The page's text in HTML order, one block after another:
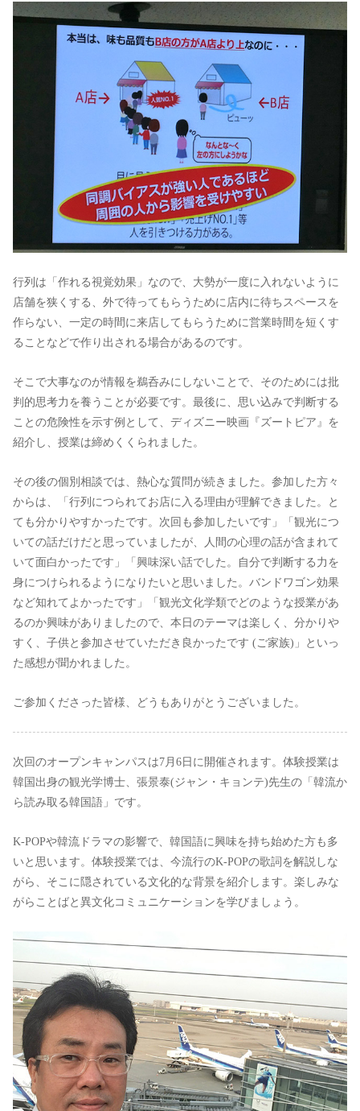
行列は「作れる視覚効果」なので、大勢が一度に入れないように
店舗を狭くする、外で待ってもらうために店内に待ちスペースを
作らない、一定の時間に来店してもらうために営業時間を短くす
ることなどで作り出される場合があるのです。
そこで大事なのが情報を鵜呑みにしないことで、そのためには批
判的思考力を養うことが必要です。最後に、思い込みで判断する
ことの危険性を示す例として、ディズニー映画『ズートピア』を
紹介し、授業は締めくくられました。
その後の個別相談では、熱心な質問が続きました。参加した方々
からは、「行列につられてお店に入る理由が理解できました。と
ても分かりやすかったです。次回も参加したいです」「観光につ
いての話だけだと思っていましたが、人間の心理の話が含まれて
いて面白かったです」「興味深い話でした。自分で判断する力を
身につけられるようになりたいと思いました。バンドワゴン効果
など知れてよかったです」「観光文化学類でどのような授業があ
るのか興味がありましたので、本日のテーマは楽しく、分かりや
すく、子供と参加させていただき良かったです (ご家族)」といっ
た感想が聞かれました。
ご参加くださった皆様、どうもありがとうございました。
次回のオープンキャンパスは7月6日に開催されます。体験授業は
韓国出身の観光学博士、張景泰(ジャン・キョンテ)先生の「韓流か
ら読み取る韓国語」です。
K-POPや韓流ドラマの影響で、韓国語に興味を持ち始めた方も多
いと思います。体験授業では、今流行のK-POPの歌詞を解説しな
がら、そこに隠されている文化的な背景を紹介します。楽しみな
がらことばと異文化コミュニケーションを学びましょう。